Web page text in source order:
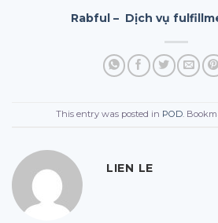
Rabful – Dịch vụ
This entry was posted in POD.
LIEN LE